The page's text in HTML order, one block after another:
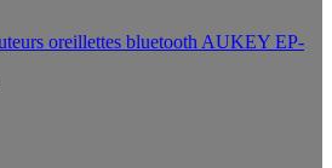
oreillettes bluetooth AUKEY EP-